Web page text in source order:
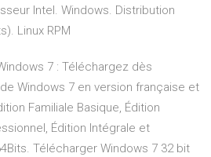
Intel. Windows. Distribution
Linux RPM
7 : Téléchargez dès
Windows 7 en version française et
Familiale Basique, Édition
Édition Intégrale et
Télécharger Windows 7 32 bit